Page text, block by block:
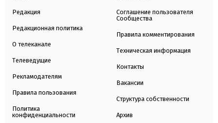
Редакция
Редакционная политика
О телеканале
Телеведущие
Рекламодателям
Правила пользования
Политика
конфиденциальности
Соглашение пользователя
Сообщества
Правила комментирования
Техническая информация
Контакты
Вакансии
Структура собственности
Архив